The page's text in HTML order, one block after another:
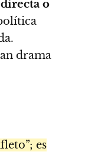
o
drama
es